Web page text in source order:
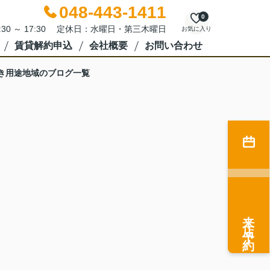
048-443-1411
～ 17:30 定休日：水曜日・第三木曜日 お気に入り
0
賃貸解約申込 会社概要 お問い合わせ
用途地域のブログ一覧
来店予約